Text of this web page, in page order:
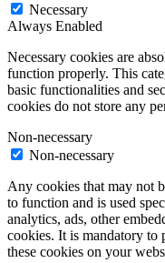
Necessary
Always Enabled
Necessary cookies are
function properly. This
basic functionalities and
cookies do not store any
Non-necessary
Non-necessary
Any cookies that may not
to function and is used
analytics, ads, other
cookies. It is mandatory to
these cookies on your